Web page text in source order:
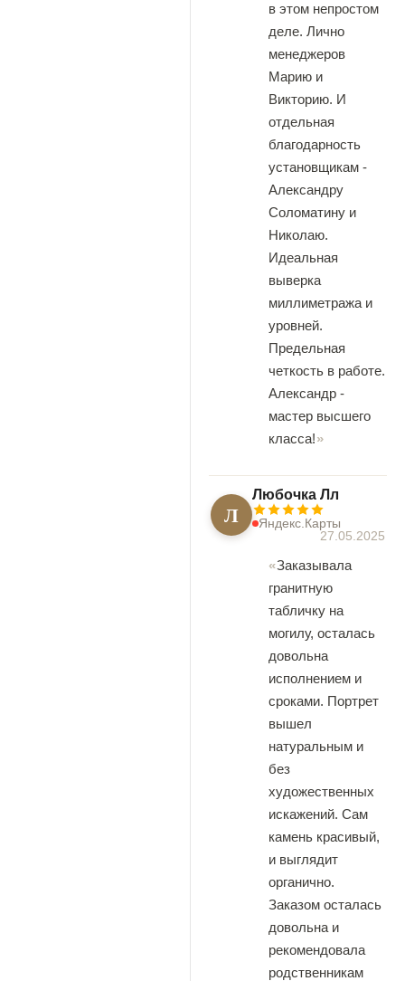
в этом непростом
деле. Лично
менеджеров
Марию и
Викторию. И
отдельная
благодарность
установщикам -
Александру
Соломатину и
Николаю.
Идеальная
выверка
миллиметража и
уровней.
Предельная
четкость в работе.
Александр -
мастер высшего
класса!
Л
Любочка Лл
Яндекс.Карты
27.05.2025
Заказывала
гранитную
табличку на
могилу, осталась
довольна
исполнением и
сроками. Портрет
вышел
натуральным и
без
художественных
искажений. Сам
камень красивый,
и выглядит
органично.
Заказом осталась
довольна и
рекомендовала
родственникам